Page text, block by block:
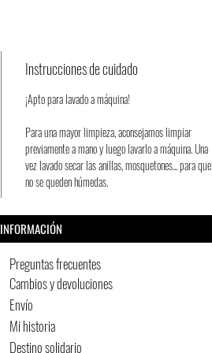
Instrucciones de cuidado
¡Apto para lavado a máquina!
Para una mayor limpieza, aconsejamos limpiar
previamente a mano y luego lavarlo a máquina. Una
vez lavado secar las anillas, mosquetones... para que
no se queden húmedas.
INFORMACIÓN
Preguntas frecuentes
Cambios y devoluciones
Envío
Mi historia
Destino solidario